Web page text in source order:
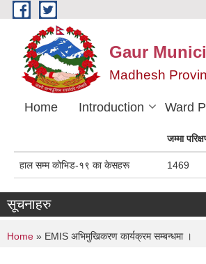
Skip to main content
Gaur
Madhesh
Home Introduction Ward
जम्मा
हाल सम्म कोभिड-१९ का केसहरू 1469
सूचनाहरु
You are here
Home » EMIS अभिमुखिकरण कार्यक्रम सम्बन्धमा ।